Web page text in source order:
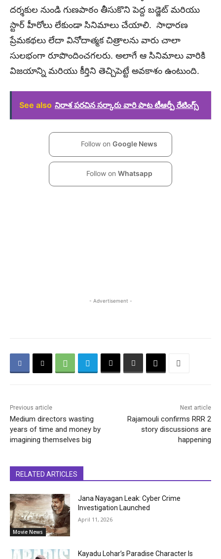
దర్శకుల నుండి గుణపాఠం తీసుకొని పెద్ద బడ్జెట్ మరియు
స్టార్ హీరోలు లేకుండా సినిమాలు చేయాలి. సాధారణ
ప్రేమకథలు లేదా వినోదాత్మక చిత్రాలను వారు చాలా
సులభంగా రూపొందించగలరు. అలాగే ఆ సినిమాలు వారికి
విజయాన్ని మరియు కీర్తిని తెచ్చిపెట్టే అవకాశం ఉంటుంది.
See also నిరాశ పరచిన సర్కారు వారి పాట టీఆర్పీ రేటింగ్స్
Follow on Google News
Follow on Whatsapp
- Advertisement -
Previous article
Medium directors wasting
years of time and money by
imagining themselves big
Next article
Rajamouli confirms RRR 2
story discussions are
happening
RELATED ARTICLES
Movie News
Jana Nayagan Leak: Cyber Crime
Investigation Launched
April 11, 2026
Kayadu Lohar’s Paradise Character Is